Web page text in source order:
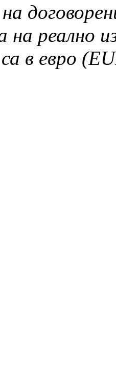
реално
в евро